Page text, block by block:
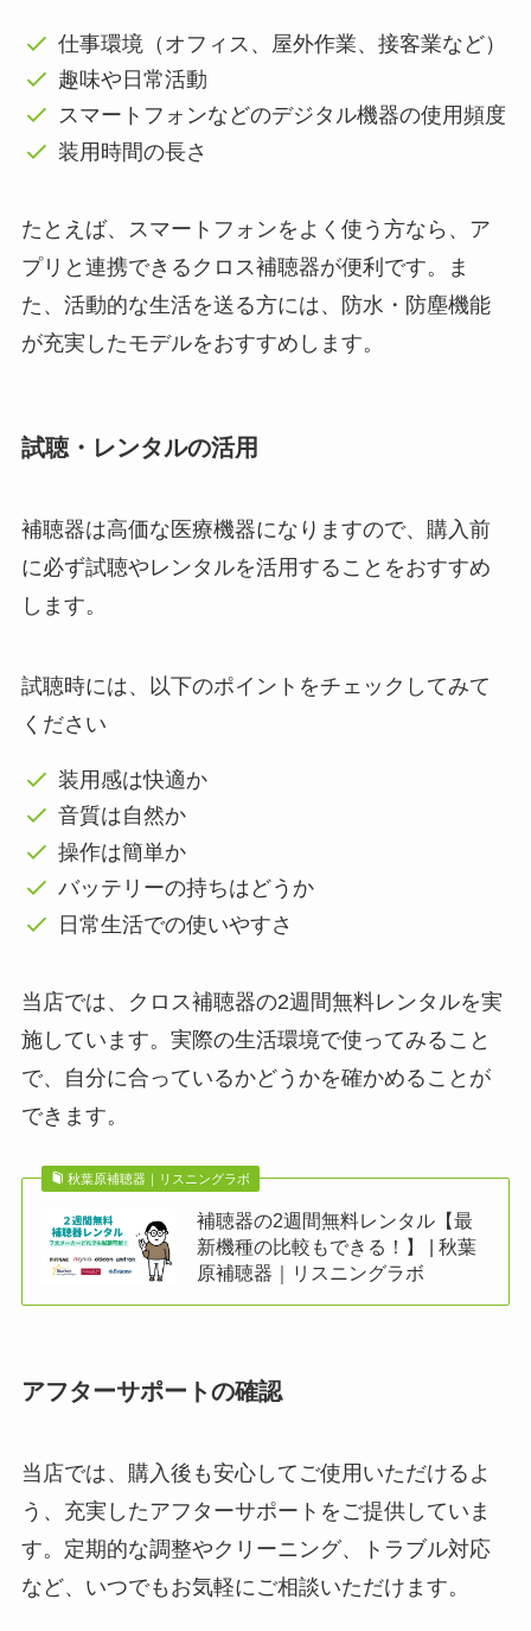
仕事環境（オフィス、屋外作業、接客業など）
趣味や日常活動
スマートフォンなどのデジタル機器の使用頻度
装用時間の長さ
たとえば、スマートフォンをよく使う方なら、ア
プリと連携できるクロス補聴器が便利です。ま
た、活動的な生活を送る方には、防水・防塵機能
が充実したモデルをおすすめします。
試聴・レンタルの活用
補聴器は高価な医療機器になりますので、購入前
に必ず試聴やレンタルを活用することをおすすめ
します。
試聴時には、以下のポイントをチェックしてみて
ください
装用感は快適か
音質は自然か
操作は簡単か
バッテリーの持ちはどうか
日常生活での使いやすさ
当店では、クロス補聴器の2週間無料レンタルを実
施しています。実際の生活環境で使ってみること
で、自分に合っているかどうかを確かめることが
できます。
秋葉原補聴器｜リスニングラボ
補聴器の2週間無料レンタル【最
新機種の比較もできる！】 | 秋葉
原補聴器｜リスニングラボ
アフターサポートの確認
当店では、購入後も安心してご使用いただけるよ
う、充実したアフターサポートをご提供していま
す。定期的な調整やクリーニング、トラブル対応
など、いつでもお気軽にご相談いただけます。